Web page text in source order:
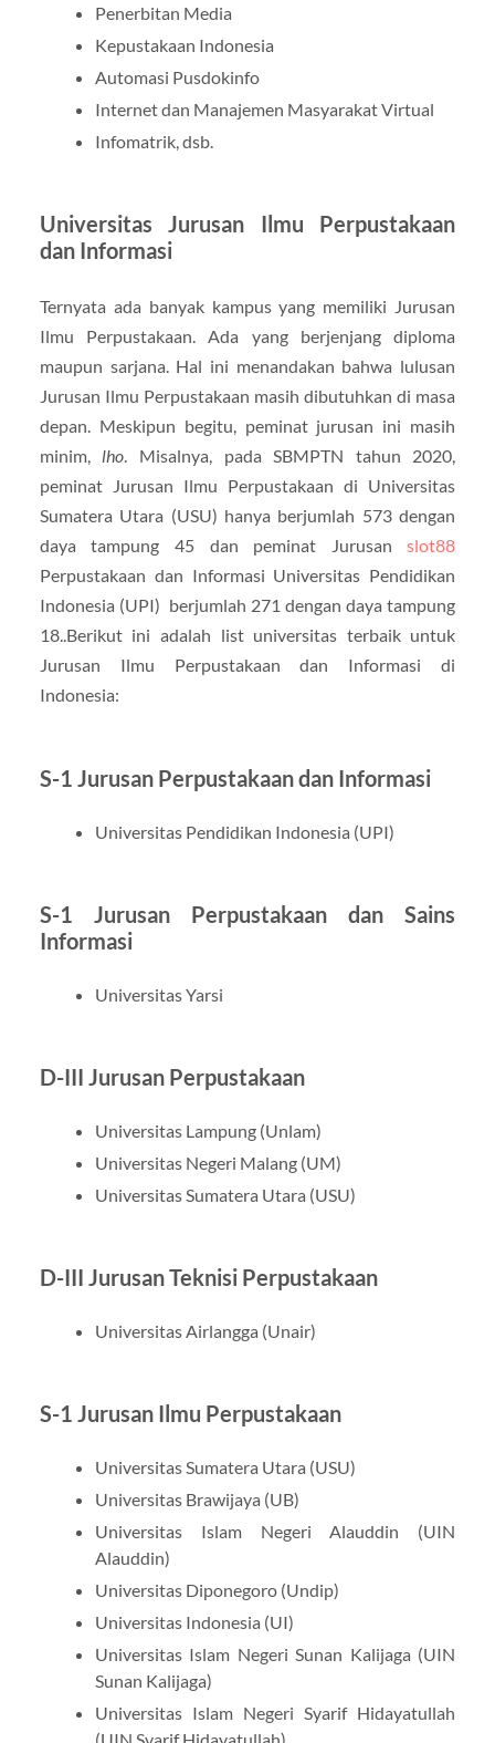
Penerbitan Media
Kepustakaan Indonesia
Automasi Pusdokinfo
Internet dan Manajemen Masyarakat Virtual
Infomatrik, dsb.
Universitas Jurusan Ilmu Perpustakaan
dan Informasi
Ternyata ada banyak kampus yang memiliki Jurusan
Ilmu Perpustakaan. Ada yang berjenjang diploma
maupun sarjana. Hal ini menandakan bahwa lulusan
Jurusan Ilmu Perpustakaan masih dibutuhkan di masa
depan. Meskipun begitu, peminat jurusan ini masih
minim, lho . Misalnya, pada SBMPTN tahun 2020,
peminat Jurusan Ilmu Perpustakaan di Universitas
Sumatera Utara (USU) hanya berjumlah 573 dengan
daya tampung 45 dan peminat Jurusanslot88
Perpustakaan dan Informasi Universitas Pendidikan
Indonesia (UPI) berjumlah 271 dengan daya tampung
18..Berikut ini adalah list universitas terbaik untuk
Jurusan Ilmu Perpustakaan dan Informasi di
Indonesia:
S-1 Jurusan Perpustakaan dan Informasi
Universitas Pendidikan Indonesia (UPI)
S-1 Jurusan Perpustakaan dan Sains
Informasi
Universitas Yarsi
D-III Jurusan Perpustakaan
Universitas Lampung (Unlam)
Universitas Negeri Malang (UM)
Universitas Sumatera Utara (USU)
D-III Jurusan Teknisi Perpustakaan
Universitas Airlangga (Unair)
S-1 Jurusan Ilmu Perpustakaan
Universitas Sumatera Utara (USU)
Universitas Brawijaya (UB)
Universitas Islam Negeri Alauddin (UIN
Alauddin)
Universitas Diponegoro (Undip)
Universitas Indonesia (UI)
Universitas Islam Negeri Sunan Kalijaga (UIN
Sunan Kalijaga)
Universitas Islam Negeri Syarif Hidayatullah